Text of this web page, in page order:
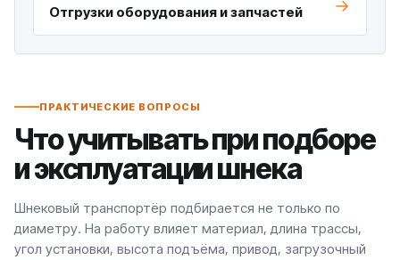
Отгрузки оборудования и запчастей
ПРАКТИЧЕСКИЕ ВОПРОСЫ
Что учитывать при подборе
и эксплуатации шнека
Шнековый транспортёр подбирается не только по
диаметру. На работу влияет материал, длина трассы,
угол установки, высота подъёма, привод, загрузочный